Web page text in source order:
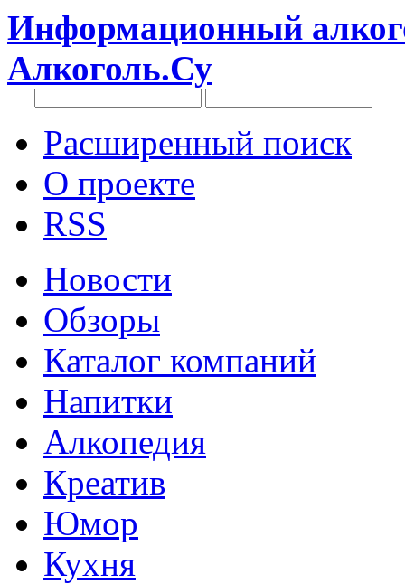
Информационный
Алкоголь.Су
Расширенный поиск
О проекте
RSS
Новости
Обзоры
Каталог компаний
Напитки
Алкопедия
Креатив
Юмор
Кухня